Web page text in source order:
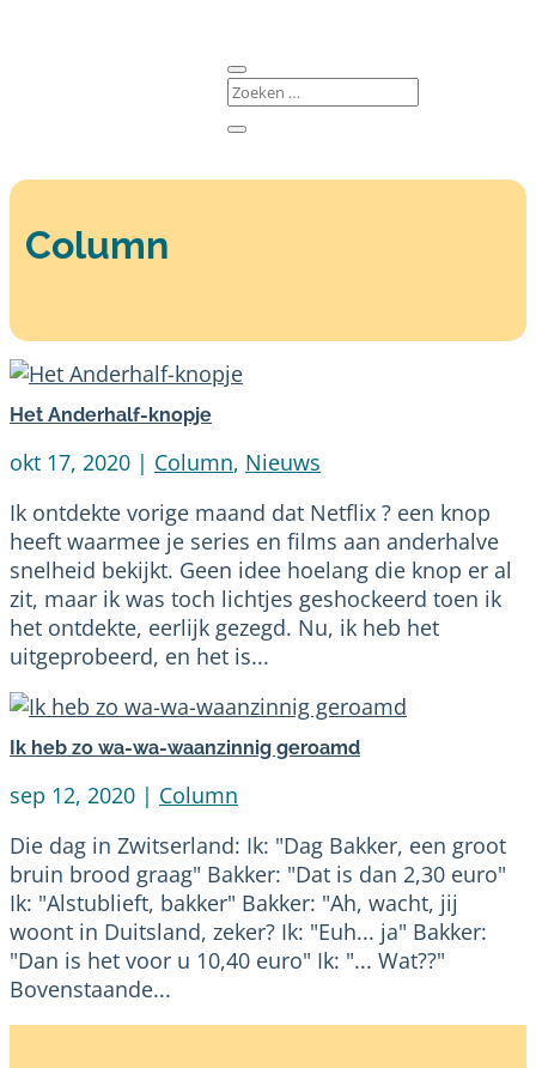
Column
Het Anderhalf-knopje
okt 17, 2020 | Column, Nieuws
Ik ontdekte vorige maand dat Netflix ? een knop
heeft waarmee je series en films aan anderhalve
snelheid bekijkt. Geen idee hoelang die knop er al
zit, maar ik was toch lichtjes geshockeerd toen ik
het ontdekte, eerlijk gezegd. Nu, ik heb het
uitgeprobeerd, en het is...
Ik heb zo wa-wa-waanzinnig geroamd
sep 12, 2020 | Column
Die dag in Zwitserland: Ik: "Dag Bakker, een groot
bruin brood graag" Bakker: "Dat is dan 2,30 euro"
Ik: "Alstublieft, bakker" Bakker: "Ah, wacht, jij
woont in Duitsland, zeker? Ik: "Euh... ja" Bakker:
"Dan is het voor u 10,40 euro" Ik: "... Wat??"
Bovenstaande...